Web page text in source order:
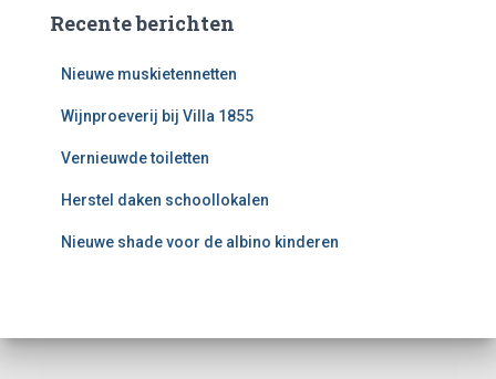
Recente berichten
Nieuwe muskietennetten
Wijnproeverij bij Villa 1855
Vernieuwde toiletten
Herstel daken schoollokalen
Nieuwe shade voor de albino kinderen